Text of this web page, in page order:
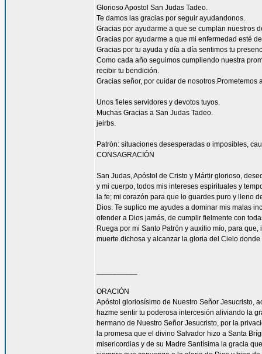
Glorioso Apostol San Judas Tadeo.
Te damos las gracias por seguir ayudandonos.
Gracias por ayudarme a que se cumplan nuestros
Gracias por ayudarme a que mi enfermedad esté
Gracias por tu ayuda y día a día sentimos tu
Como cada año seguimos cumpliendo nuestra
recibir tu bendición.
Gracias señor, por cuidar de
Unos fieles servidores y devotos tuyos.
Muchas Gracias a San Judas Tadeo.
jeirbs.
Patrón: situaciones desesperadas o imposibles,
CONSAGRACIÓN
San Judas, Apóstol de Cristo y Mártir glorioso,
y mi cuerpo, todos mis intereses espirituales y
la fe; mi corazón para que lo guardes puro y lleno
Dios. Te suplico me ayudes a dominar mis malas
ofender a Dios jamás, de cumplir fielmente con
Ruega por mi Santo Patrón y auxilio mío, para
muerte dichosa y alcanzar la gloria del Cielo
ORACIÓN
Apóstol gloriosísimo de Nuestro Señor Jesucristo,
hazme sentir tu poderosa intercesión aliviando la
hermano de Nuestro Señor Jesucristo, por la
la promesa que el divino Salvador hizo a Santa
misericordias y de su Madre Santísima la gracia